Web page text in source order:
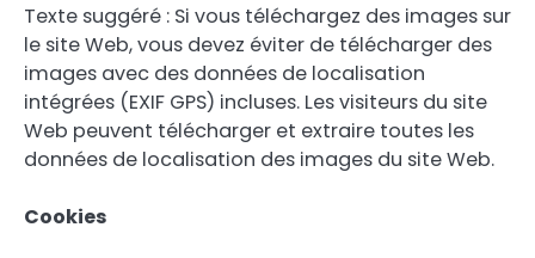
Texte suggéré : Si vous téléchargez des images sur
le site Web, vous devez éviter de télécharger des
images avec des données de localisation
intégrées (EXIF GPS) incluses. Les visiteurs du site
Web peuvent télécharger et extraire toutes les
données de localisation des images du site Web.
Cookies